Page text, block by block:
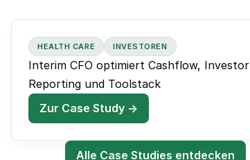
HEALTH CARE INVESTOREN
Interim CFO optimiert Cashflow, Investor
Reporting und Toolstack
Zur Case Study →
Alle Case Studies entdecken